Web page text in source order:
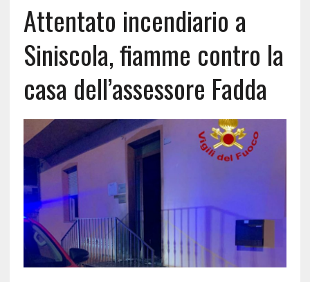
Attentato incendiario a
Siniscola, fiamme contro la
casa dell’assessore Fadda